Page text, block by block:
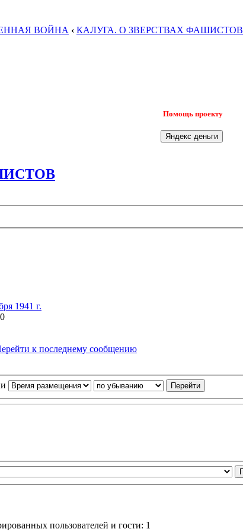
ВОЙНА ‹ КАЛУГА. О ЗВЕРСТВАХ ФАШИСТОВ
Помощь проекту
1941 г.
пользователей и гости: 1